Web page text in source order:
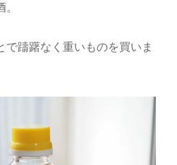
で躊躇なく重いものを買いま